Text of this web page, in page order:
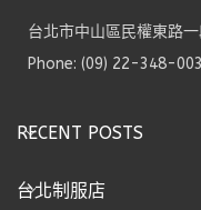
台北市中山區民權東路
Phone: (09) 22-348-003
RECENT POSTS
台北制服店